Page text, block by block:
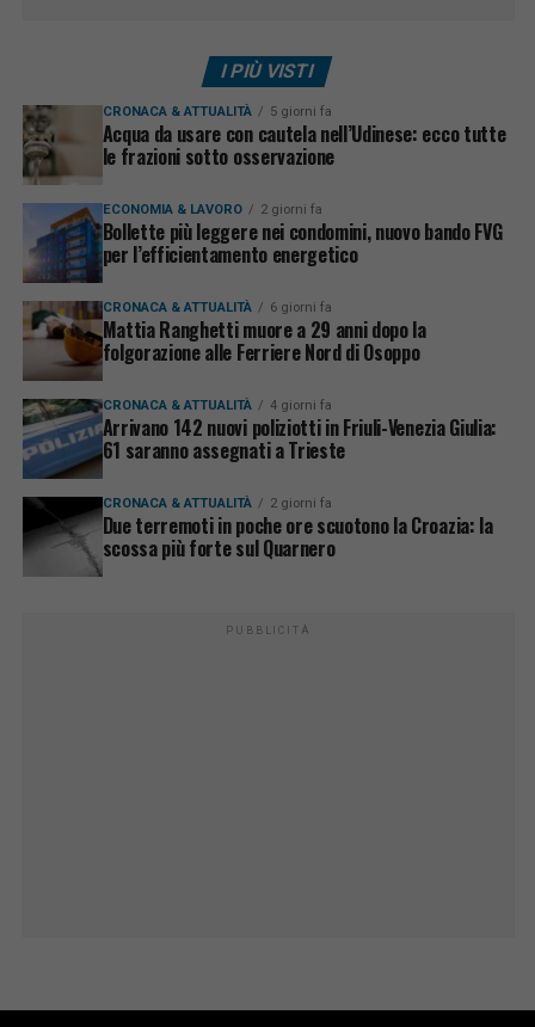
I PIÙ VISTI
CRONACA & ATTUALITÀ 5 giorni fa
Acqua da usare con cautela nell’Udinese: ecco tutte
le frazioni sotto osservazione
ECONOMIA & LAVORO 2 giorni fa
Bollette più leggere nei condomini, nuovo bando FVG
per l’efficientamento energetico
CRONACA & ATTUALITÀ 6 giorni fa
Mattia Ranghetti muore a 29 anni dopo la
folgorazione alle Ferriere Nord di Osoppo
CRONACA & ATTUALITÀ 4 giorni fa
Arrivano 142 nuovi poliziotti in Friuli-Venezia Giulia:
61 saranno assegnati a Trieste
CRONACA & ATTUALITÀ 2 giorni fa
Due terremoti in poche ore scuotono la Croazia: la
scossa più forte sul Quarnero
PUBBLICITÀ